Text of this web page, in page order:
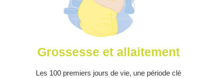
Grossesse et allaitement
Les 100 premiers jours de vie, une période clé